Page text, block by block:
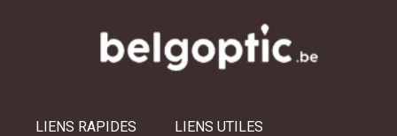
LIENS RAPIDES LIENS UTILES